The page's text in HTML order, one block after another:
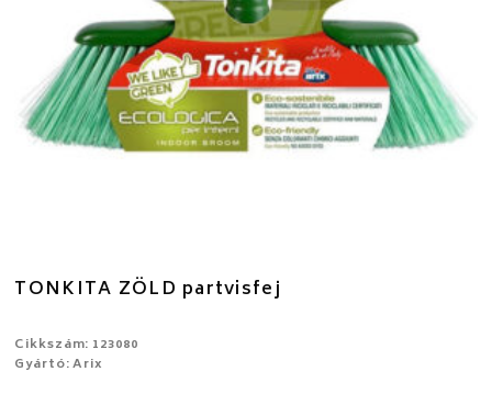
TONKITA ZÖLD partvisfej
Cikkszám: 123080
Gyártó: Arix